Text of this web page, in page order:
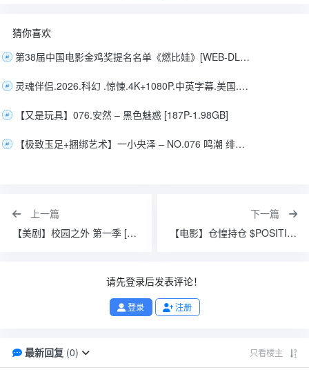
猜你喜欢
第38届中国电影金鸡奖提名名单《燃比娃》[WEB‑DL‑MKV/8.6G][中文字幕][4K‑2160P][H265][HDR][60fps][DDP5.1]
灵魂伴侣.2026.科幻 .惊悚.4K+1080P.中英字幕.美国.莉莉·沙利文
【又是玩具】076.安然 – 黑色魅惑 [187P-1.98GB]
【极致玉足+捆绑艺术】一小央泽 – NO.076 鸣潮 绯雪[111P-1V-2.68G]
上一篇
【美剧】校园之外 第一季 [2026][剧情 爱情 运动 美国]【全8集】
下一篇
【电影】仓惶持仓 $POSITIONS (2025)[喜剧 惊悚 美国]
请先登录后发表评论！
登录 注册
最新回复(0) 只看楼主